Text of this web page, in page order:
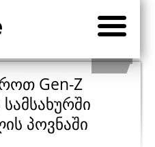
Gen-Z
პოვნაში